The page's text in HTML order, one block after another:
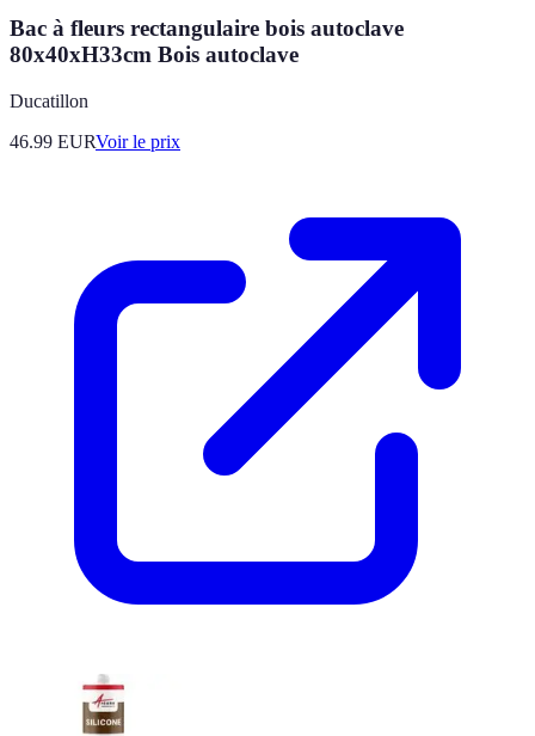
Bac à fleurs rectangulaire bois autoclave
80x40xH33cm Bois autoclave
Ducatillon
46.99 EURVoir le prix